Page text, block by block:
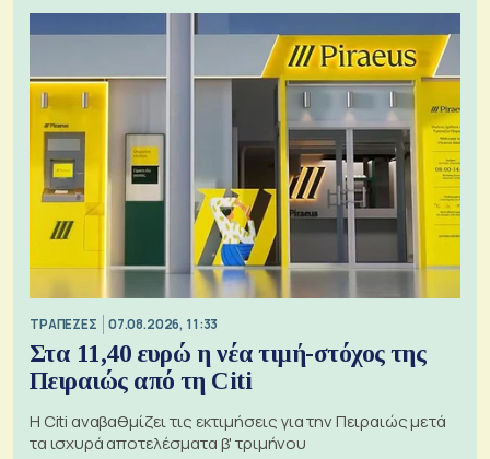
ΤΡΑΠΕΖΕΣ 07.08.2026, 11:33
Στα 11,40 ευρώ η νέα τιμή-στόχος της
Πειραιώς από τη Citi
Η Citi αναβαθμίζει τις εκτιμήσεις για την Πειραιώς μετά
τα ισχυρά αποτελέσματα β' τριμήνου